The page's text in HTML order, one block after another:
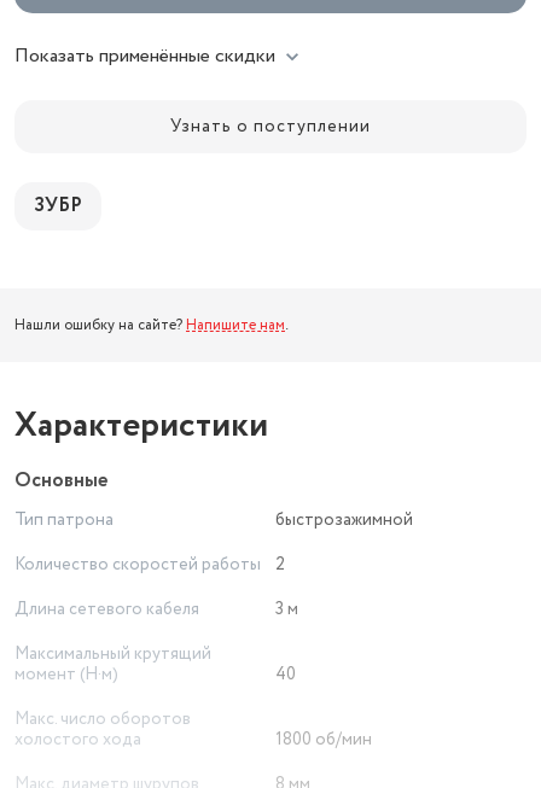
Показать применённые скидки
Узнать о поступлении
ЗУБР
Нашли ошибку на сайте? Напишите нам.
Характеристики
Основные
Тип патрона
быстрозажимной
Количество скоростей работы
2
Длина сетевого кабеля
3 м
Максимальный крутящий
момент (Н·м)
40
Макс. число оборотов
холостого хода
1800 об/мин